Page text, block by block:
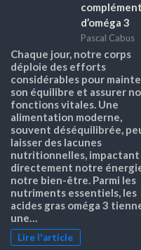
d’oméga 3
Pascal Cabus
Chaque jour, notre corps
déploie des efforts
considérables pour
son équilibre et assurer
fonctions vitales. Une
alimentation moderne,
souvent déséquilibrée,
laisser des lacunes
nutritionnelles, impactant
directement notre
notre bien-être. Parmi les
nutriments essentiels, les
acides gras oméga 3
une…
Lire l'article